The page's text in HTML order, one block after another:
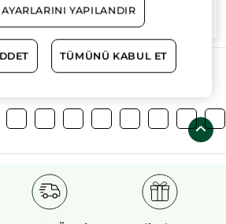
tarım sahası
Keşfedin!
AYARLARINI YAPILANDIR
TÜMÜNÜ KABUL ET